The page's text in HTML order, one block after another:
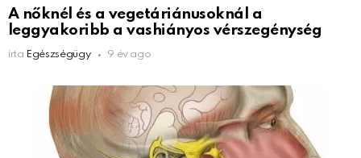
A nőknél és a vegetáriánusoknál a
leggyakoribb a vashiányos vérszegénység
írta Egészségügy 9 év ago